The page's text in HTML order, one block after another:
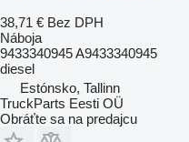
38,71 € Bez DPH
Náboja
9433340945 A9433340945
diesel
Estónsko, Tallinn
TruckParts Eesti OÜ
Obráťte sa na predajcu